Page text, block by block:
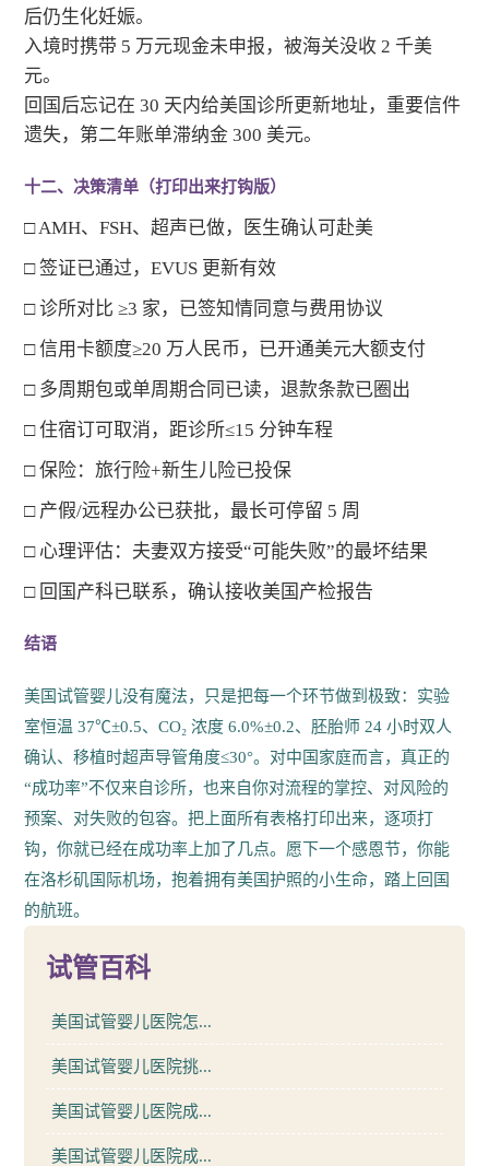
后仍生化妊娠。
入境时携带 5 万元现金未申报，被海关没收 2 千美
元。
回国后忘记在 30 天内给美国诊所更新地址，重要信件
遗失，第二年账单滞纳金 300 美元。
十二、决策清单（打印出来打钩版）
□ AMH、FSH、超声已做，医生确认可赴美
□ 签证已通过，EVUS 更新有效
□ 诊所对比 ≥3 家，已签知情同意与费用协议
□ 信用卡额度≥20 万人民币，已开通美元大额支付
□ 多周期包或单周期合同已读，退款条款已圈出
□ 住宿订可取消，距诊所≤15 分钟车程
□ 保险：旅行险+新生儿险已投保
□ 产假/远程办公已获批，最长可停留 5 周
□ 心理评估：夫妻双方接受“可能失败”的最坏结果
□ 回国产科已联系，确认接收美国产检报告
结语
美国试管婴儿没有魔法，只是把每一个环节做到极致：实验
室恒温 37℃±0.5、CO₂ 浓度 6.0%±0.2、胚胎师 24 小时双人
确认、移植时超声导管角度≤30°。对中国家庭而言，真正的
“成功率”不仅来自诊所，也来自你对流程的掌控、对风险的
预案、对失败的包容。把上面所有表格打印出来，逐项打
钩，你就已经在成功率上加了几点。愿下一个感恩节，你能
在洛杉矶国际机场，抱着拥有美国护照的小生命，踏上回国
的航班。
试管百科
美国试管婴儿医院怎...
美国试管婴儿医院挑...
美国试管婴儿医院成...
美国试管婴儿医院成...